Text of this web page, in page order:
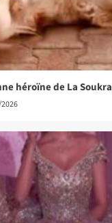
héroïne de La Soukra